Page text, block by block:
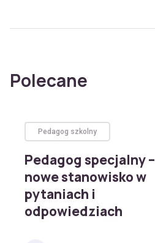
Polecane
Pedagog szkolny
Pedagog specjalny –
nowe stanowisko w
pytaniach i
odpowiedziach